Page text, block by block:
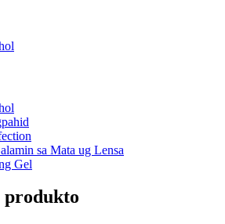
sa Mata ug Lensa
Gel
produkto